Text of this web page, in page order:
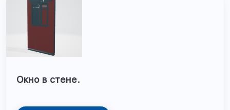
Окно в стене.